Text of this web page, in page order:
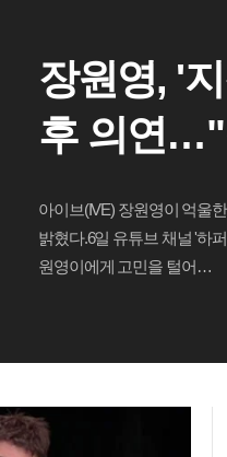
장원영, '
후 의연…"
드러나" ('
아이브(IVE) 장원영이 억울
밝혔다.6일 유튜브 채널 '하
원영이에게 고민을 털어…